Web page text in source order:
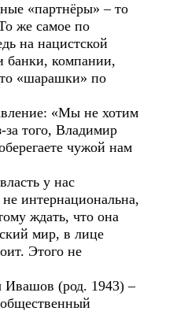
«партнёры» – то
же самое по
на нацистской
банки, компании,
«шарашки» по
«Мы не хотим
за того, Владимир
чужой нам
у нас
интернациональна,
ждать, что она
мир, в лице
Этого не
(род. 1943) –